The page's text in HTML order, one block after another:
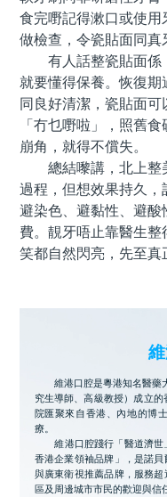
食完嘢記得漱口或使用
做檢查，令瓷貼面同真
有人話整瓷貼面係
就要懂得保養。恢復
同良好清潔，瓷貼面
「冇乜嘢啦」，照舊
崩角，就得不償失。
總結嚟講，北上整
過程，但想效果持久，
避染色、避黏性、避酸
費。靚牙唔止靠醫生
笑都自然閃亮，先至真
維港口腔是粵港知名醫藥
究生導師、高級教授）成立
院匯聚來自香港、內地的博
療。
維港口腔踐行「醫道濟
香港企業領袖品牌」，是諾
與廣東衛視推薦品牌，服務
區及周邊城市市民的歡迎與信